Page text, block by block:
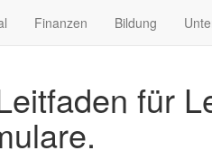
Finanzen Bildung
für